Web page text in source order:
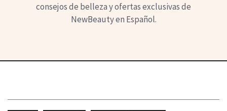
consejos de belleza y ofertas exclusivas de
NewBeauty en Español.